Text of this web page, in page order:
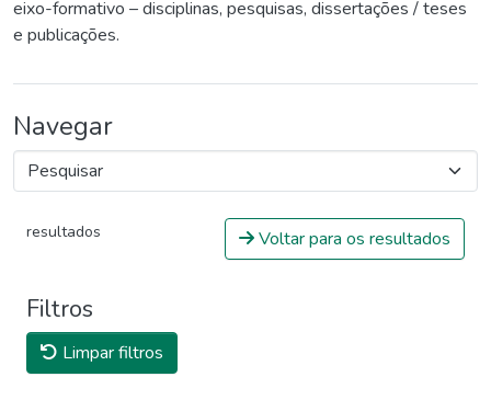
eixo-formativo – disciplinas, pesquisas, dissertações / teses
e publicações.
Navegar
resultados Voltar para os resultados
Filtros
Limpar filtros